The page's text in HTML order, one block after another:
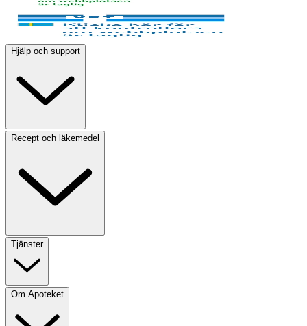
Hjälp och support
Recept och läkemedel
Tjänster
Om Apoteket